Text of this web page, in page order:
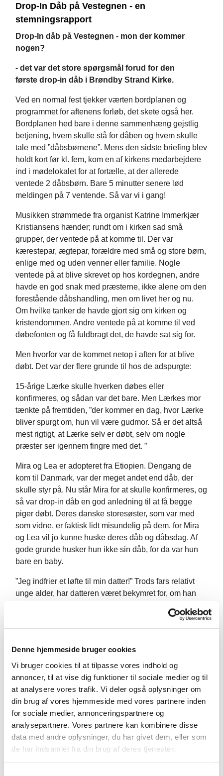
Denne hjemmeside bruger cookies
Vi bruger cookies til at tilpasse vores indhold og
annoncer, til at vise dig funktioner til sociale medier og til
at analysere vores trafik. Vi deler også oplysninger om
din brug af vores hjemmeside med vores partnere inden
for sociale medier, annonceringspartnere og
analysepartnere. Vores partnere kan kombinere disse
data med andre oplysninger, du har givet dem, eller som
de har indsamlet fra din brug af deres tjenester.
Drop-In Dåb på Vestegnen - en
stemningsrapport
Drop-In dåb på Vestegnen - mon der kommer
nogen?
- det var det store spørgsmål forud for den
første drop-in dåb i Brøndby Strand Kirke.
Ved en normal fest tjekker værten bordplanen og
programmet for aftenens forløb, det skete også her.
Bordplanen hed bare i denne sammenhæng gejstlig
betjening, hvem skulle stå for dåben og hvem skulle
tale med ”dåbsbørnene”. Mens den sidste briefing blev
holdt kort før kl. fem, kom en af kirkens medarbejdere
ind i mødelokalet for at fortælle, at der allerede
ventede 2 dåbsbørn. Bare 5 minutter senere lød
meldingen på 7 ventende. Så var vi i gang!
Musikken strømmede fra organist Katrine Immerkjær
Kristiansens hænder; rundt om i kirken sad små
grupper, der ventede på at komme til. Der var
kærestepar, ægtepar, forældre med små og store børn,
enlige med og uden venner eller familie. Nogle
ventede på at blive skrevet op hos kordegnen, andre
havde en god snak med præsterne, ikke alene om den
forestående dåbshandling, men om livet her og nu.
Om hvilke tanker de havde gjort sig om kirken og
kristendommen. Andre ventede på at komme til ved
døbefonten og få fuldbragt det, de havde sat sig for.
Men hvorfor var de kommet netop i aften for at blive
døbt. Det var der flere grunde til hos de adspurgte:
15-årige Lærke skulle hverken døbes eller
konfirmeres, og sådan var det bare. Men Lærkes mor
tænkte på fremtiden, ”der kommer en dag, hvor Lærke
bliver spurgt om, hun vil være gudmor. Så er det altså
mest rigtigt, at Lærke selv er døbt, selv om nogle
præster ser igennem fingre med det. ”
Mira og Lea er adopteret fra Etiopien. Dengang de
kom til Danmark, var der meget andet end dåb, der
skulle styr på. Nu står Mira for at skulle konfirmeres, og
så var drop-in dåb en god anledning til at få begge
piger døbt. Deres danske storesøster, som var med
som vidne, er faktisk lidt misundelig på dem, for Mira
og Lea vil jo kunne huske deres dåb og dåbsdag. Af
gode grunde husker hun ikke sin dåb, for da var hun
bare en baby.
”Jeg indfrier et løfte til min datter!” Trods fars relativt
unge alder, har datteren været bekymret for, om han
Hans hustru havde ikke som sådan presset på, men
havde dog klippet annoncen om drop-in arrangement
Vesterbro tilbød drop-in dåb, datoen passede bare
ikke. Nu skulle det være, og denne gang passede
datoen i kalenderen.
Michaela, en ung kvinde et sted i tyverne, var kommet
sammen med sin kæreste. Hun skal snart være fadder
og synes, at det er mest rigtigt i den situation selv at
være døbt.
”Dåb bliver i dag til en begivenhed med det helt store
udtræk, den første store fest som familie med mange